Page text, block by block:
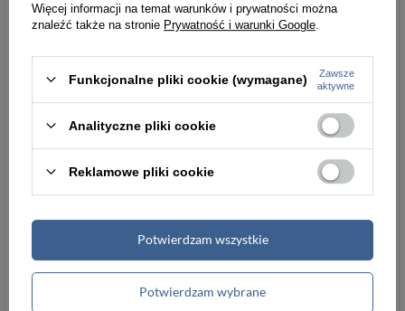
Informacje ogólne
Marka Peterson
Płeć męska
Materiał skóra naturalna
portfel
Orientacja
Więcej informacji na temat warunków i prywatności można
znaleźć także na stronie Prywatność i warunki Google
Funkcjonalne pliki cookie (wymagane)
Zawsze
aktywne
Analityczne pliki cookie
Reklamowe pliki cookie
Potwierdzam wybrane
Potwierdzam wszystkie